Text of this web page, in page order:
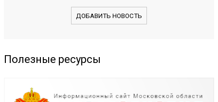
ДОБАВИТЬ НОВОСТЬ
Полезные ресурсы